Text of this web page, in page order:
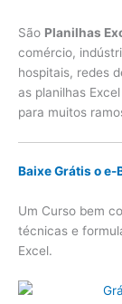
São Planilhas
comércio,
hospitais, redes
as planilhas
para muitos
Baixe Grátis o
Um Curso bem
técnicas e
Excel.